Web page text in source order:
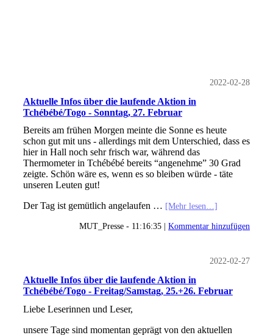
2022-02-28
Aktuelle Infos über die laufende Aktion in
Tchébébé/Togo - Sonntag, 27. Februar
Bereits am frühen Morgen meinte die Sonne es heute
schon gut mit uns - allerdings mit dem Unterschied, dass es
hier in Hall noch sehr frisch war, während das
Thermometer in Tchébébé bereits “angenehme” 30 Grad
zeigte. Schön wäre es, wenn es so bleiben würde - täte
unseren Leuten gut!
Der Tag ist gemütlich angelaufen … [Mehr lesen…]
MUT_Presse - 11:16:35 |Kommentar hinzufügen
2022-02-27
Aktuelle Infos über die laufende Aktion in
Tchébébé/Togo - Freitag/Samstag, 25.+26. Februar
Liebe Leserinnen und Leser,
unsere Tage sind momentan geprägt von den aktuellen